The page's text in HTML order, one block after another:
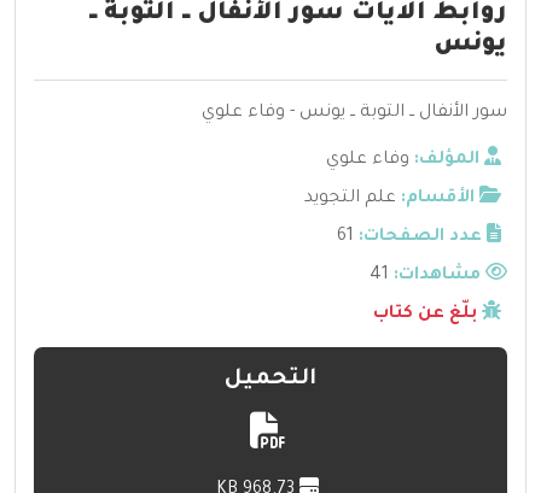
روابط الايات سور الأنفال ــ التوبة ــ
يونس
سور الأنفال ــ التوبة ــ يونس - وفاء علوي
المؤلف: وفاء علوي
الأقسام: علم التجويد
عدد الصفحات: 61
مشاهدات:
بلّغ عن كتاب
التحميل